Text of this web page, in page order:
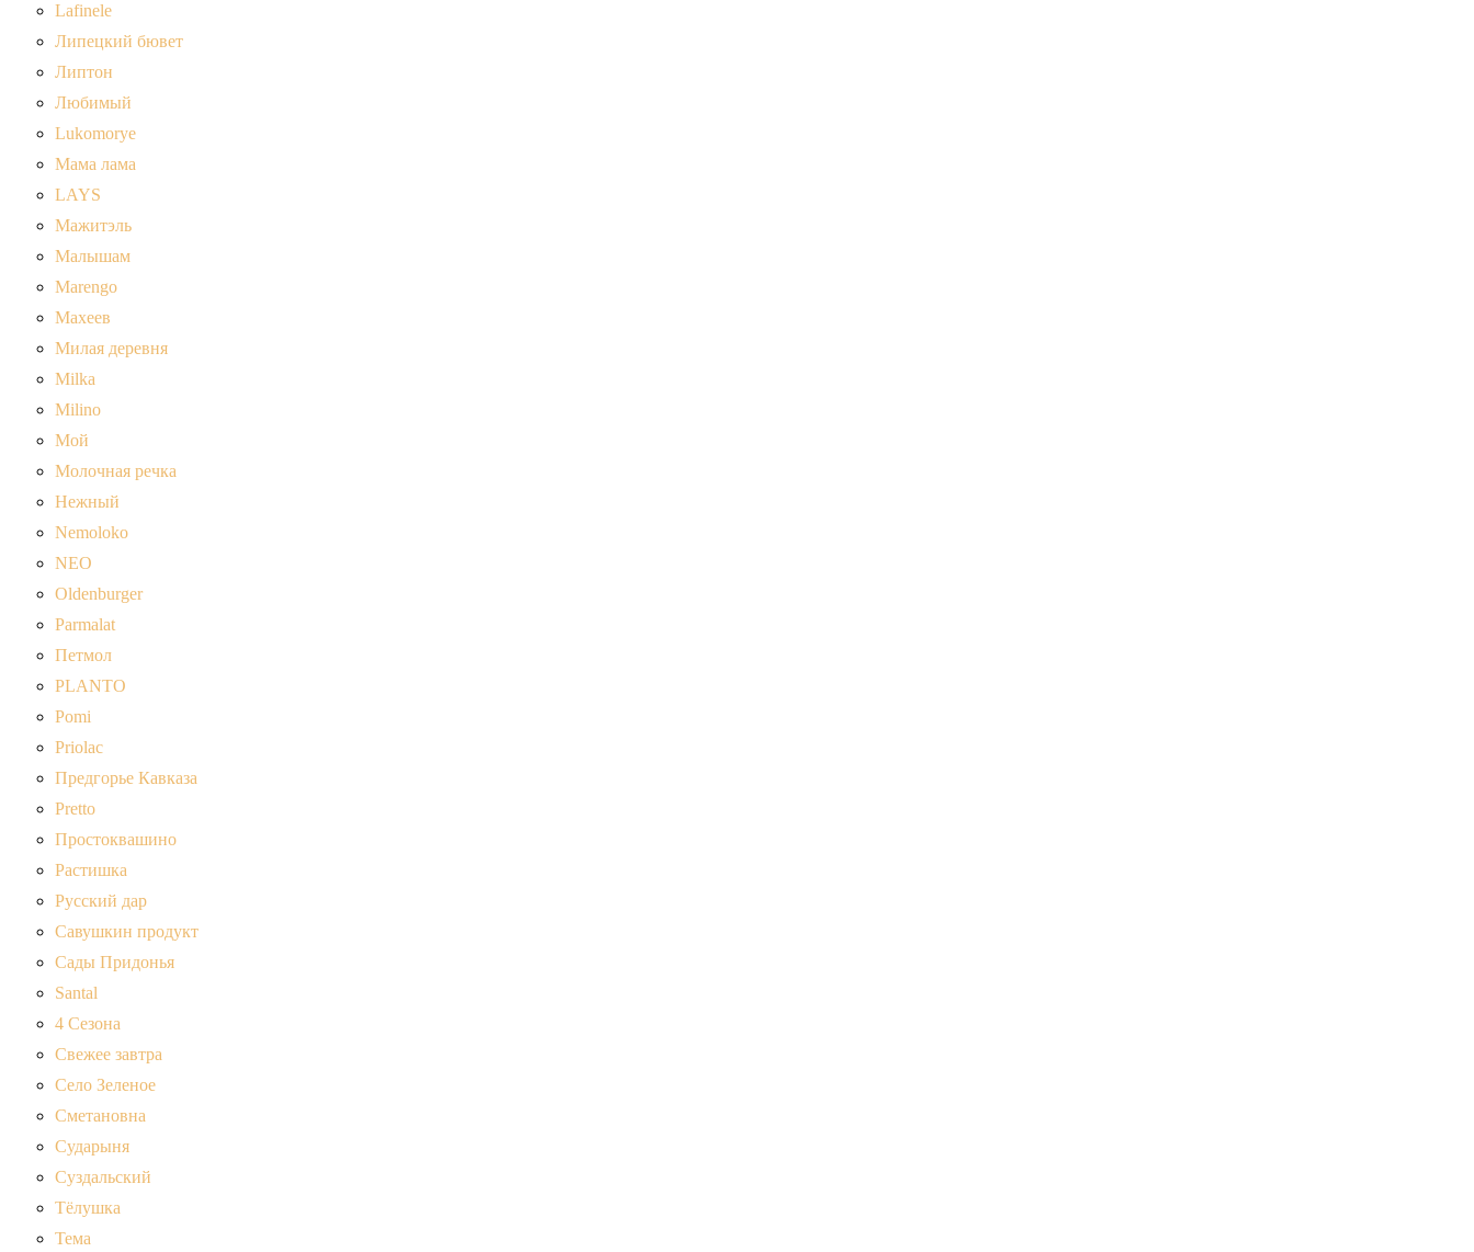
Lafinele
Липецкий бювет
Липтон
Любимый
Lukomorye
Мама лама
LAYS
Мажитэль
Малышам
Marengo
Махеев
Милая деревня
Milka
Milino
Мой
Молочная речка
Нежный
Nemoloko
NEO
Oldenburger
Parmalat
Петмол
PLANTO
Pomi
Priolac
Предгорье Кавказа
Pretto
Простоквашино
Растишка
Русский дар
Савушкин продукт
Сады Придонья
Santal
4 Сезона
Свежее завтра
Село Зеленое
Сметановна
Сударыня
Суздальский
Тёлушка
Тема